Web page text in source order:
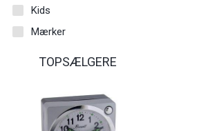
Kids
Mærker
TOPSÆLGERE